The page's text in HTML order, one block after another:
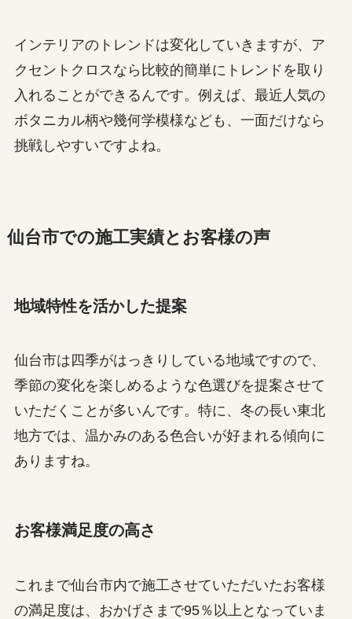
インテリアのトレンドは変化していきますが、ア
クセントクロスなら比較的簡単にトレンドを取り
入れることができるんです。例えば、最近人気の
ボタニカル柄や幾何学模様なども、一面だけなら
挑戦しやすいですよね。
仙台市での施工実績とお客様の声
地域特性を活かした提案
仙台市は四季がはっきりしている地域ですので、
季節の変化を楽しめるような色選びを提案させて
いただくことが多いんです。特に、冬の長い東北
地方では、温かみのある色合いが好まれる傾向に
ありますね。
お客様満足度の高さ
これまで仙台市内で施工させていただいたお客様
の満足度は、おかげさまで95％以上となっていま